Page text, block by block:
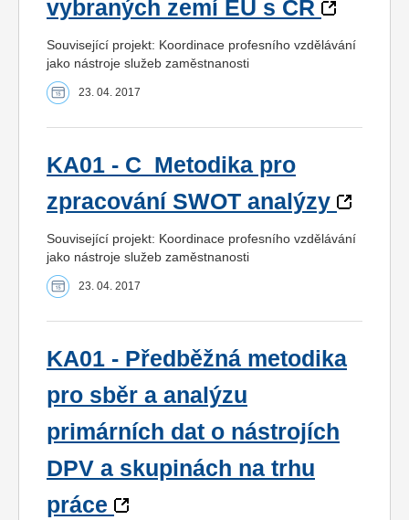
vybraných zemí EU s ČR
Související projekt: Koordinace profesního vzdělávání
jako nástroje služeb zaměstnanosti
23. 04. 2017
KA01 - C_Metodika pro
zpracování SWOT analýzy
Související projekt: Koordinace profesního vzdělávání
jako nástroje služeb zaměstnanosti
23. 04. 2017
KA01 - Předběžná metodika
pro sběr a analýzu
primárních dat o nástrojích
DPV a skupinách na trhu
práce